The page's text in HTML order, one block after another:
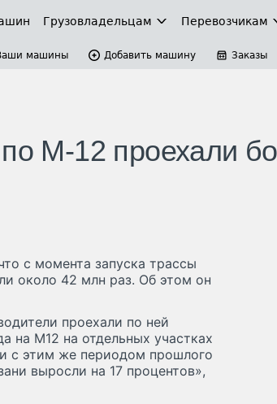
Грузовладельцам Перевозчикам
машины Добавить машину Заказы
М-12 проехали
с момента запуска трассы
около 42 млн раз. Об этом он
проехали по ней
на М12 на отдельных участках
с этим же периодом прошлого
выросли на 17 процентов»,